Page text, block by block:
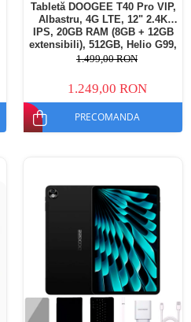
Tabletă DOOGEE T40 Pro VIP,
Albastru, 4G LTE, 12" 2.4K
IPS, 20GB RAM (8GB + 12GB
extensibili), 512GB, Helio G99,
10800mAh, 33W, Android 14,
1.499,00 RON
1.249,00 RON
PRECOMANDA